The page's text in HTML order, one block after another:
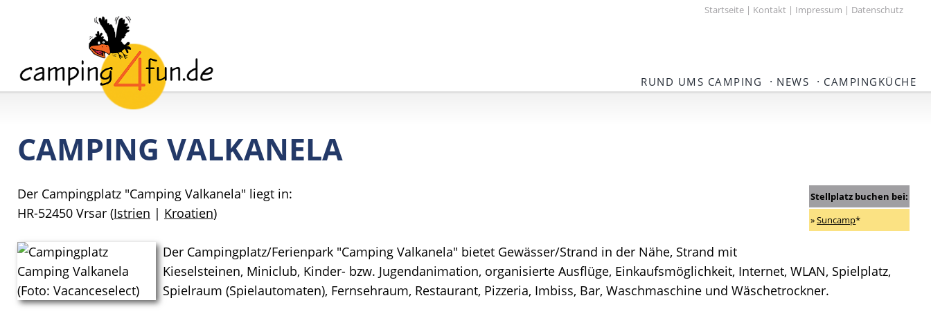
Startseite | Kontakt | Impressum | Datenschutz
CAMPINGKÜCHE
NEWS ·
RUND UMS CAMPING ·
CAMPING VALKANELA
Stellplatz buchen bei:
»Suncamp*
Der Campingplatz "Camping Valkanela" liegt in:
HR-52450 Vrsar (Istrien | Kroatien)
Der Campingplatz/Ferienpark "Camping Valkanela" bietet Gewässer/Strand in der Nähe, Strand mit
Kieselsteinen, Miniclub, Kinder- bzw. Jugendanimation, organisierte Ausflüge, Einkaufsmöglichkeit, Internet, WLAN, Spielplatz,
Spielraum (Spielautomaten), Fernsehraum, Restaurant, Pizzeria, Imbiss, Bar, Waschmaschine und Wäschetrockner.